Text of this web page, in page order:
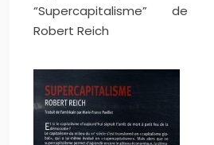
“Supercapitalisme” de
Robert Reich